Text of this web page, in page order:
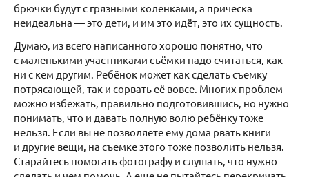
брючки будут с грязными коленками, а прическа
неидеальна — это дети, и им это идёт, это их сущность.
Думаю, из всего написанного хорошо понятно, что
с маленькими участниками съёмки надо считаться, как
ни с кем другим. Ребёнок может как сделать съемку
потрясающей, так и сорвать её вовсе. Многих проблем
можно избежать, правильно подготовившись, но нужно
понимать, что и давать полную волю ребёнку тоже
нельзя. Если вы не позволяете ему дома рвать книги
и другие вещи, на съемке этого тоже позволить нельзя.
Старайтесь помогать фотографу и слушать, что нужно